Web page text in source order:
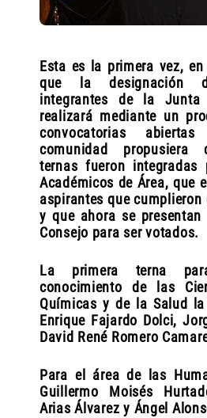
Esta es la primera vez,
que la designación
integrantes de la Junta
realizará mediante un
convocatorias
comunidad propusiera
ternas fueron integradas
Académicos de Área, que
aspirantes que
y que ahora se
Consejo para ser votados.
La primera terna
conocimiento de las
Químicas y de la Salud
Enrique Fajardo Dolci,
David René Romero
Para el área de las
Guillermo Moisés
Arias Álvarez y Ángel